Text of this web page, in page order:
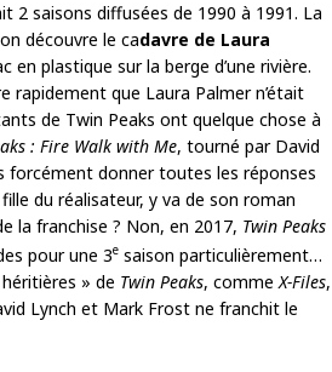
2 saisons diffusées de 1990 à 1991. La
découvre le cadavre de Laura
plastique sur la berge d’une rivière.
rapidement que Laura Palmer n’était
de Twin Peaks ont quelque chose à
: Fire Walk with Me, tourné par David
forcément donner toutes les réponses
du réalisateur, y va de son roman
la franchise ? Non, en 2017, Twin Peaks
pour une 3e saison particulièrement…
» de Twin Peaks, comme X-Files,
Lynch et Mark Frost ne franchit le